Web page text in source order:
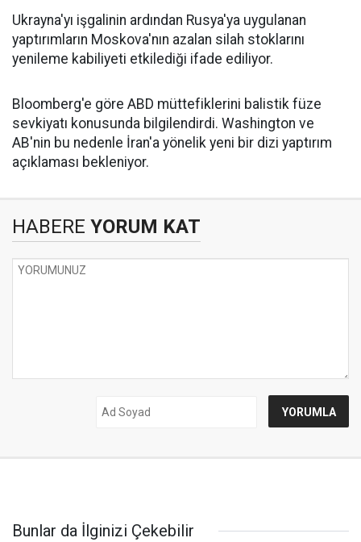
Ukrayna'yı işgalinin ardından Rusya'ya uygulanan
yaptırımların Moskova'nın azalan silah stoklarını
yenileme kabiliyeti etkilediği ifade ediliyor.
Bloomberg'e göre ABD müttefiklerini balistik füze
sevkiyatı konusunda bilgilendirdi. Washington ve
AB'nin bu nedenle İran'a yönelik yeni bir dizi yaptırım
açıklaması bekleniyor.
HABERE YORUM KAT
Bunlar da İlginizi Çekebilir